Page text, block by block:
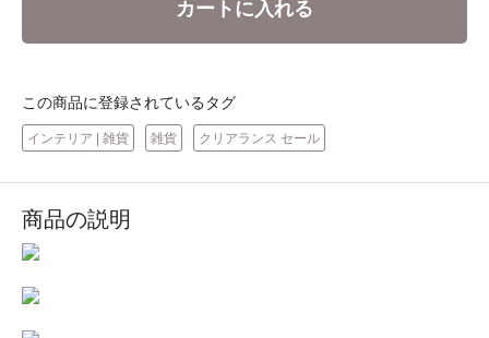
カートに入れる
この商品に登録されているタグ
インテリア | 雑貨 雑貨 クリアランス セール
商品の説明